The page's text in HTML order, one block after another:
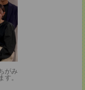
がみ
す。